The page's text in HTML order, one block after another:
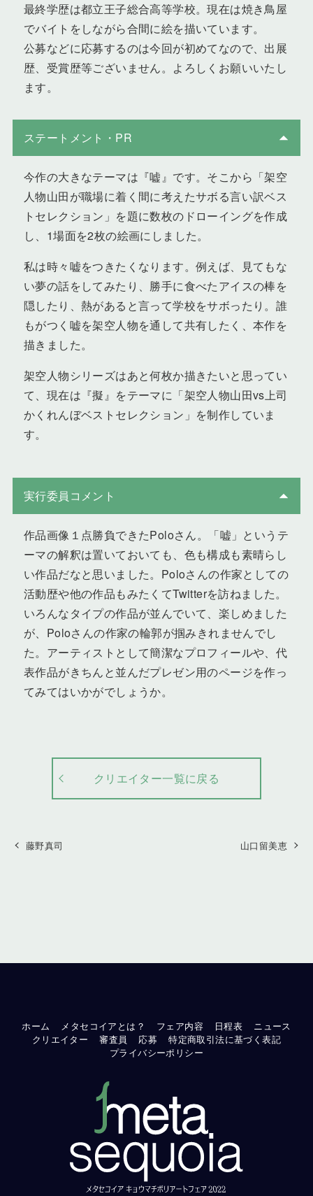
最終学歴は都立王子総合高等学校。現在は焼き鳥屋
でバイトをしながら合間に絵を描いています。
公募などに応募するのは今回が初めてなので、出展
歴、受賞歴等ございません。よろしくお願いいたし
ます。
ステートメント・PR
今作の大きなテーマは『嘘』です。そこから「架空
人物山田が職場に着く間に考えたサボる言い訳ベス
トセレクション」を題に数枚のドローイングを作成
し、1場面を2枚の絵画にしました。
私は時々嘘をつきたくなります。例えば、見てもな
い夢の話をしてみたり、勝手に食べたアイスの棒を
隠したり、熱があると言って学校をサボったり。誰
もがつく嘘を架空人物を通して共有したく、本作を
描きました。
架空人物シリーズはあと何枚か描きたいと思ってい
て、現在は『擬』をテーマに「架空人物山田vs上司
かくれんぼベストセレクション」を制作していま
す。
実行委員コメント
作品画像１点勝負できたPoloさん。「嘘」というテ
ーマの解釈は置いておいても、色も構成も素晴らし
い作品だなと思いました。Poloさんの作家としての
活動歴や他の作品もみたくてTwitterを訪ねました。
いろんなタイプの作品が並んでいて、楽しめました
が、Poloさんの作家の輪郭が掴みきれませんでし
た。アーティストとして簡潔なプロフィールや、代
表作品がきちんと並んだプレゼン用のページを作っ
てみてはいかがでしょうか。
クリエイター一覧に戻る
藤野真司 山口留美恵
ホーム メタセコイアとは？ フェア内容 日程表
ニュース
クリエイター
審査員 応募
特定商取引法に基づく表記
プライバシーポリシー